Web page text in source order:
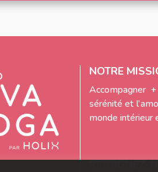
NOTRE
Accompagner
sérénité et
monde intérieur
REJOIGNEZ-